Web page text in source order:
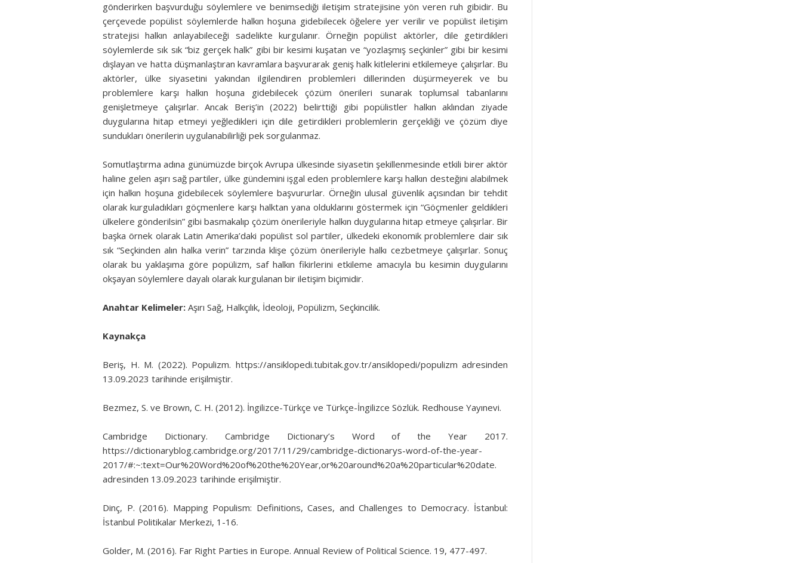
gönderirken başvurduğu söylemlere ve benimsediği iletişim stratejisine yön veren ruh gibidir. Bu
çerçevede popülist söylemlerde halkın hoşuna gidebilecek öğelere yer verilir ve popülist iletişim
stratejisi halkın anlayabileceği sadelikte kurgulanır. Örneğin popülist aktörler, dile getirdikleri
söylemlerde sık sık “biz gerçek halk” gibi bir kesimi kuşatan ve “yozlaşmış seçkinler” gibi bir kesimi
dışlayan ve hatta düşmanlaştıran kavramlara başvurarak geniş halk kitlelerini etkilemeye çalışırlar. Bu
aktörler, ülke siyasetini yakından ilgilendiren problemleri dillerinden düşürmeyerek ve bu
problemlere karşı halkın hoşuna gidebilecek çözüm önerileri sunarak toplumsal tabanlarını
genişletmeye çalışırlar. Ancak Beriş’in (2022) belirttiği gibi popülistler halkın aklından ziyade
duygularına hitap etmeyi yeğledikleri için dile getirdikleri problemlerin gerçekliği ve çözüm diye
sundukları önerilerin uygulanabilirliği pek sorgulanmaz.
Somutlaştırma adına günümüzde birçok Avrupa ülkesinde siyasetin şekillenmesinde etkili birer aktör
haline gelen aşırı sağ partiler, ülke gündemini işgal eden problemlere karşı halkın desteğini alabilmek
için halkın hoşuna gidebilecek söylemlere başvururlar. Örneğin ulusal güvenlik açısından bir tehdit
olarak kurguladıkları göçmenlere karşı halktan yana olduklarını göstermek için “Göçmenler geldikleri
ülkelere gönderilsin” gibi basmakalıp çözüm önerileriyle halkın duygularına hitap etmeye çalışırlar. Bir
başka örnek olarak Latin Amerika’daki popülist sol partiler, ülkedeki ekonomik problemlere dair sık
sık “Seçkinden alın halka verin” tarzında klişe çözüm önerileriyle halkı cezbetmeye çalışırlar. Sonuç
olarak bu yaklaşıma göre popülizm, saf halkın fikirlerini etkileme amacıyla bu kesimin duygularını
okşayan söylemlere dayalı olarak kurgulanan bir iletişim biçimidir.
Anahtar Kelimeler: Aşırı Sağ, Halkçılık, İdeoloji, Popülizm, Seçkincilik.
Kaynakça
Beriş, H. M. (2022). Populizm. https://ansiklopedi.tubitak.gov.tr/ansiklopedi/populizm adresinden
13.09.2023 tarihinde erişilmiştir.
Bezmez, S. ve Brown, C. H. (2012). İngilizce-Türkçe ve Türkçe-İngilizce Sözlük. Redhouse Yayınevi.
Cambridge Dictionary. Cambridge Dictionary’s Word of the Year 2017.
https://dictionaryblog.cambridge.org/2017/11/29/cambridge-dictionarys-word-of-the-year-
2017/#:~:text=Our%20Word%20of%20the%20Year,or%20around%20a%20particular%20date.
adresinden 13.09.2023 tarihinde erişilmiştir.
Dinç, P. (2016). Mapping Populism: Definitions, Cases, and Challenges to Democracy. İstanbul:
İstanbul Politikalar Merkezi, 1-16.
Golder, M. (2016). Far Right Parties in Europe. Annual Review of Political Science. 19, 477-497.